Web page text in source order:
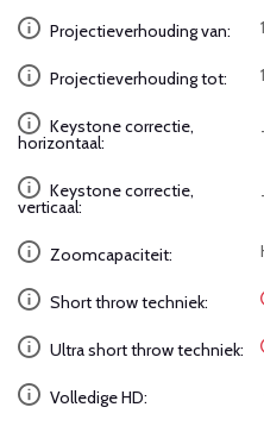
Projectieverhouding van:
Projectieverhouding tot:
Keystone correctie,
horizontaal:
Keystone correctie,
verticaal:
Zoomcapaciteit:
Short throw techniek:
Ultra short throw techniek:
Volledige HD: